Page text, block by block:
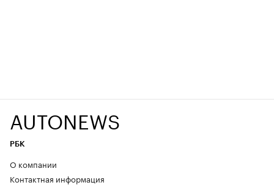
AUTONEWS
РБК
О компании
Контактная информация